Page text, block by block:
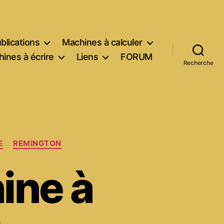
Machines à calculer
à écrire
Liens FORUM
Recherche
REMINGTON
à